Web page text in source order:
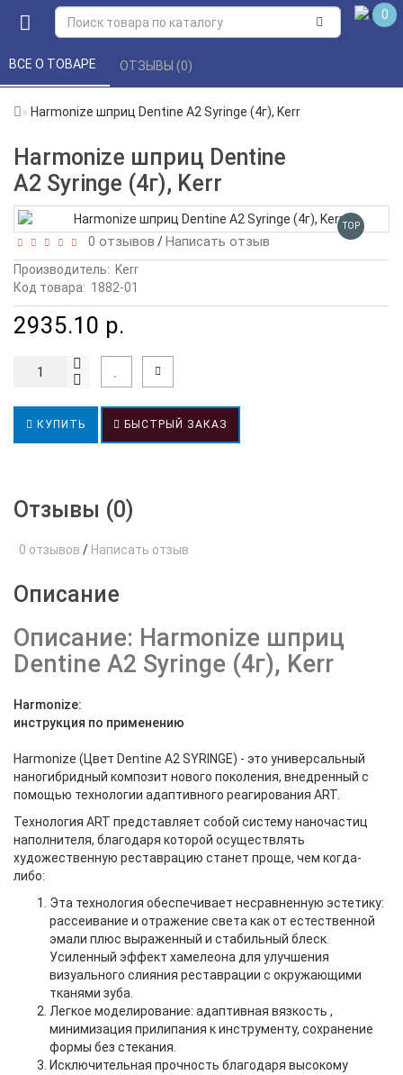
0
Harmonize шприц Dentine A2 Syringe (4г), Kerr
Harmonize шприц Dentine
A2 Syringe (4г), Kerr
ВСЕ О ТОВАРЕ ОТЗЫВЫ (0)
TOP
0 отзывов /Написать отзыв
Производитель: Kerr
Код товара: 1882-01
2935.10 р.
КУПИТЬ БЫСТРЫЙ ЗАКАЗ
Отзывы (0)
0 отзывов / Написать отзыв
Описание
Описание: Harmonize шприц
Dentine A2 Syringe (4г), Kerr
Harmonize:
инструкция по применению
Harmonize (Цвет Dentine A2 SYRINGE) - это универсальный
наногибридный композит нового поколения, внедренный с
помощью технологии адаптивного реагирования ART.
Технология ART представляет собой систему наночастиц
наполнителя, благодаря которой осуществлять
художественную реставрацию станет проще, чем когда-
либо:
Эта технология обеспечивает несравненную эстетику:
рассеивание и отражение света как от естественной
эмали плюс выраженный и стабильный блеск.
Усиленный эффект хамелеона для улучшения
визуального слияния реставрации с окружающими
тканями зуба.
Легкое моделирование: адаптивная вязкость ,
минимизация прилипания к инструменту, сохранение
формы без стекания.
Исключительная прочность благодаря высокому